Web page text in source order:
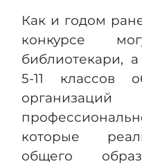
Как и годом
конкурсе
библиотекари,
5-11 классов
которые
общего